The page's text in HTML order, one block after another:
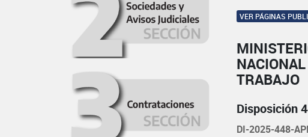
VER PÁGINAS
TRABAJO
Disposición
DI-2025-448-